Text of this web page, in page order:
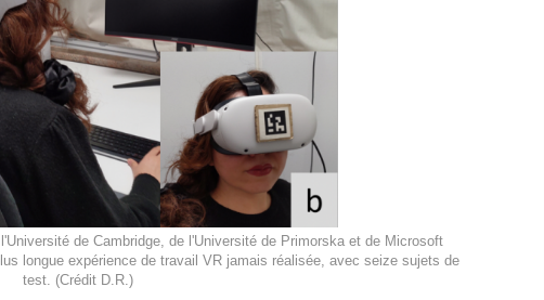
de Cambridge, de l'Université de Primorska et de Microsoft
longue expérience de travail VR jamais réalisée, avec seize sujets de
test. (Crédit D.R.)